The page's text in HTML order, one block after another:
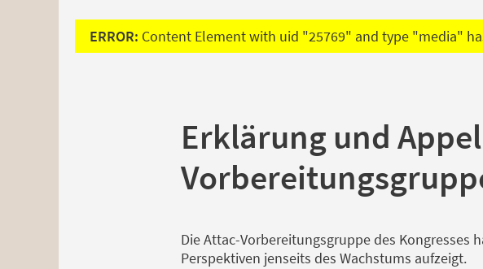
ERROR: Content Element with uid "25769" and type "media"
Erklärung und
Die Attac-Vorbereitungsgruppe des Kongresses
Perspektiven jenseits des Wachstums aufzeigt.